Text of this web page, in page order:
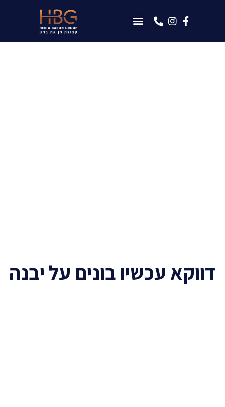
דווקא עכשיו בונים על יבנה